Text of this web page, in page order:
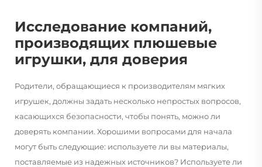
Исследование компаний,
производящих плюшевые
игрушки, для доверия
Родители, обращающиеся к производителям мягких
игрушек, должны задать несколько непростых вопросов,
касающихся безопасности, чтобы понять, можно ли
доверять компании. Хорошими вопросами для начала
могут быть следующие: используете ли вы материалы,
поставляемые из надежных источников? Используете ли